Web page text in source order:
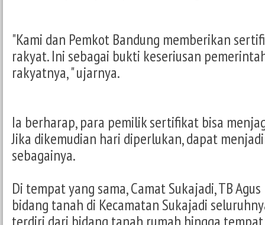
"Kami dan Pemkot Bandung memberikan
rakyat. Ini sebagai bukti keseriusan
rakyatnya, " ujarnya.
Ia berharap, para pemilik sertifikat bisa
Jika dikemudian hari diperlukan, dapat
sebagainya.
Di tempat yang sama, Camat Sukajadi, TB
bidang tanah di Kecamatan Sukajadi
terdiri dari bidang tanah rumah hingga